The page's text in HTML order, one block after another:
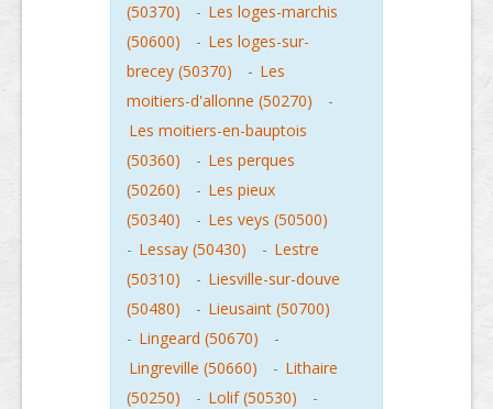
(50370)
- Les loges-marchis
(50600)
- Les loges-sur-
brecey (50370)
- Les
moitiers-d'allonne (50270)
-
Les moitiers-en-bauptois
(50360)
- Les perques
(50260)
- Les pieux
(50340)
- Les veys (50500)
- Lessay (50430) - Lestre
(50310)
- Liesville-sur-douve
(50480)
- Lieusaint (50700)
- Lingeard (50670)
-
Lingreville (50660)
- Lithaire
(50250)
- Lolif (50530)
-